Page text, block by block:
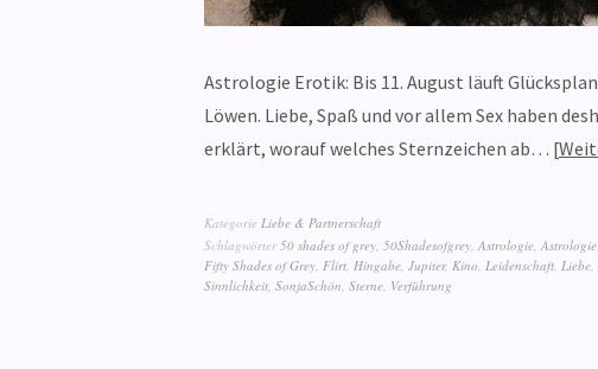
Astrologie Erotik: Bis 11. August läuft
Löwen. Liebe, Spaß und vor allem Sex haben
erklärt, worauf welches Sternzeichen ab…
Kategorie Liebe & Partnerschaft
Schlagwörter 50 shades of grey 50Shadesofgrey Astrologie
Fifty Shades of Grey Flirt Hingabe Jupiter, Kino Leidenschaft Liebe
Sinnlichkeit SonjaSchön Sterne Verführung